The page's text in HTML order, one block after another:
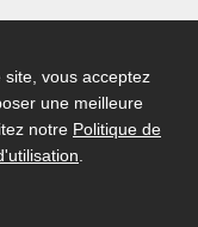
vous acceptez
une meilleure
notre Politique de